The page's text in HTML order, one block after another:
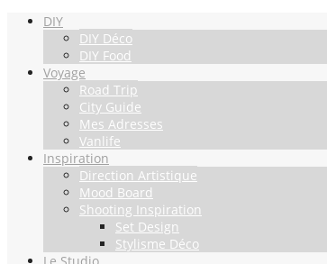
DIY
DIY Déco
DIY Food
Voyage
Road Trip
City Guide
Mes Adresses
Vanlife
Inspiration
Direction Artistique
Mood Board
Shooting Inspiration
Set Design
Stylisme Déco